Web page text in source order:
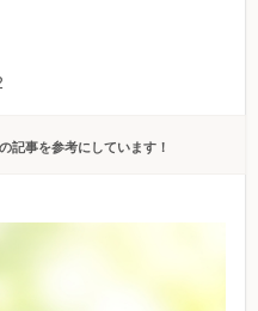
記事を参考にしています！